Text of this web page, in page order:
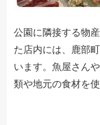
公園に隣接する物
た店内には、鹿部
います。魚屋さん
類や地元の食材を